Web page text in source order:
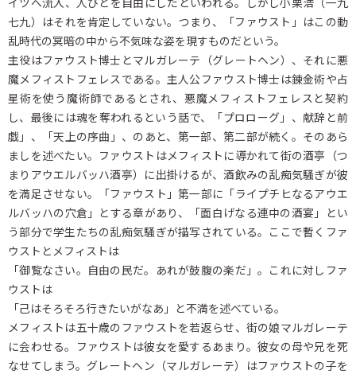
七九）はそれを肯定していない。つまり、「ファウスト」はこの動
乱時代の冥暗の中から不気味な姿を現すものだという。
主役はファウスト博士とマルガレーテ（グレートヘン）、それに悪
魔メフィストフェレスである。主人公ファウスト博士は錬金術や占
星術を使う魔術師であるとされ、悪魔メフィストフェレスと契約
し、最後には魂を奪われるという話で、「プロローグ」、献辞と前
戯」、「天上の序曲」、のあと、第一部、第二部が続く。そのあら
ましを述べたい。ファウストはメフィストに導かれて街の酒亭（つ
まりアウエルバッハ酒亭）に出掛けるが、酒飲みの乱痴気騒ぎが彼
を満足させない。「ファウスト」第一部に「ライプチヒなるアウエ
ルバッハの穴倉」とする章があり、「面白げなる連中の酒宴」とい
う部分で学生たちの乱痴気騒ぎが描写されている。ここで暫くファ
ウストとメフィストは
「御覧なさい。自由の民だ。あれが鼓腹の楽だ」。これに対しファ
ウストは
「己はそろそろ行きたいがなあ」と不満を述べている。
メフィストは五十歳のファウストを若返らせ、街の娘マルガレーテ
に会わせる。ファウストは彼女を愛するあまり。彼女の母や兄を死
なせてしまう。グレートヘン（マルガレーテ）はファウストの子を